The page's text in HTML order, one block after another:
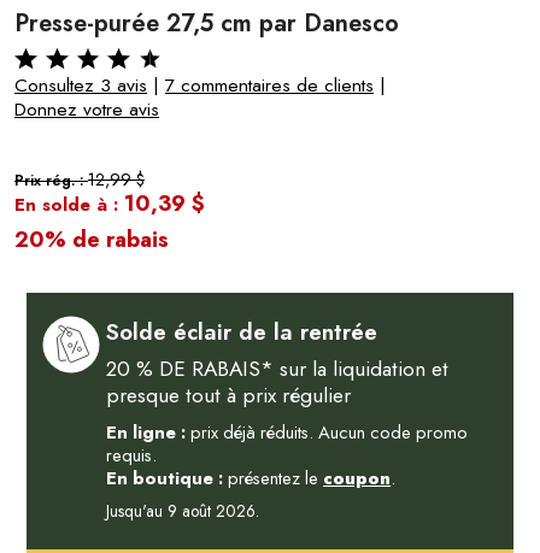
Presse-purée 27,5 cm par Danesco
Consultez 3 avis | 7 commentaires de clients |
Donnez votre avis
Prix rég. :12,99 $
En solde à : 10,39 $
20% de rabais
Solde éclair de la rentrée
20 % DE RABAIS* sur la liquidation et
presque tout à prix régulier
En ligne :prix déjà réduits. Aucun code promo
requis.
En boutique :présentez le coupon.
Jusqu'au 9 août 2026.